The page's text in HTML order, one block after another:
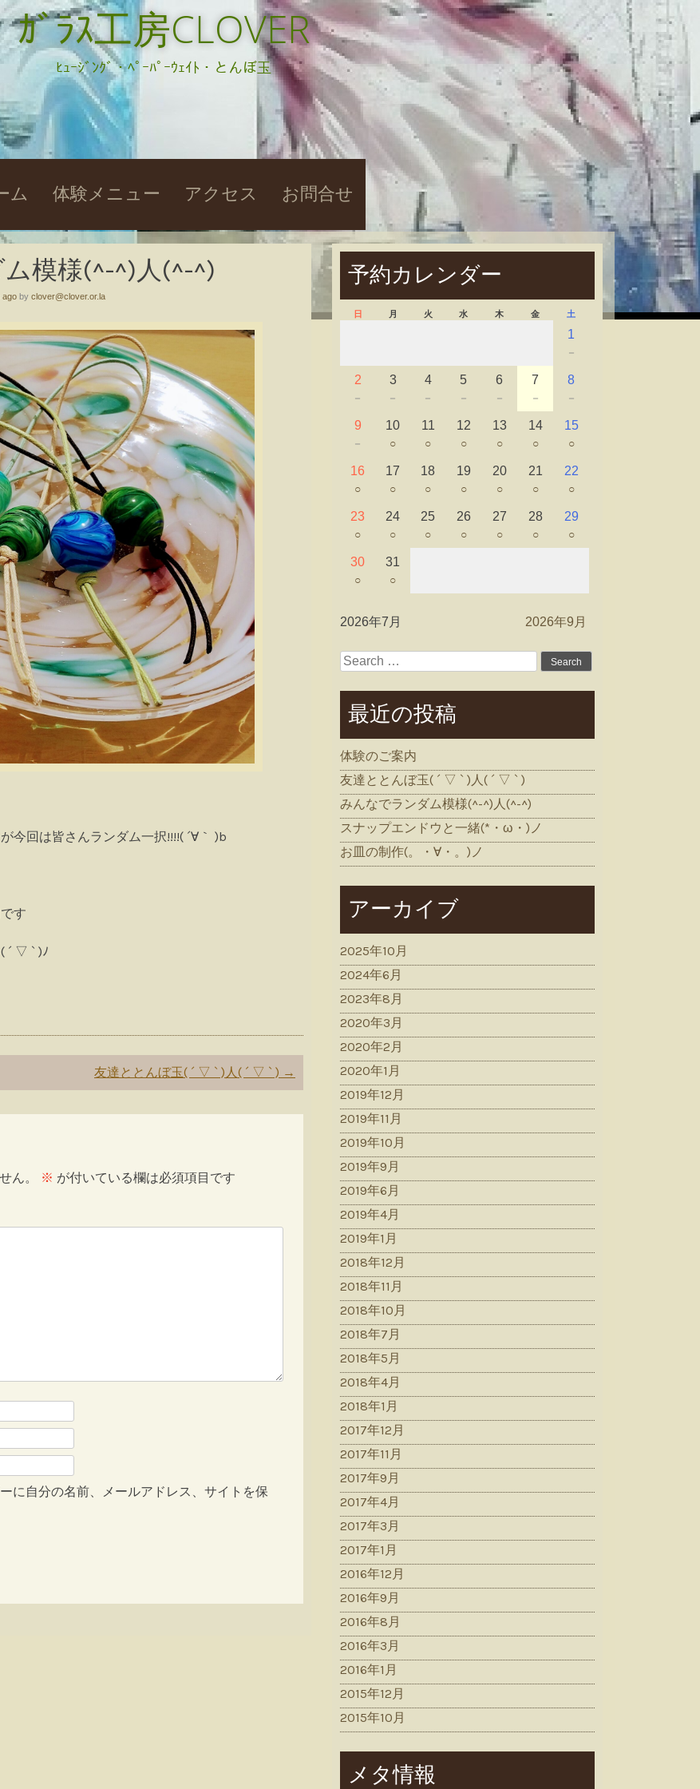
ｶﾞﾗｽ工房CLOVER
ﾋｭｰｼﾞﾝｸﾞ・ﾍﾟｰﾊﾟｰｳｪｲﾄ・とんぼ玉
ム 体験メニュー アクセス お問合せ
模様(^-^)人(^-^)
ago by clover@clover.or.la
今回は皆さんランダム一択!!!!( ´∀｀ )b
す
´ ▽ ` )ﾉ
友達ととんぼ玉( ´ ▽ ` )人( ´ ▽ ` ) →
ん。 ※ が付いている欄は必須項目です
に自分の名前、メールアドレス、サイトを保
予約カレンダー
日 月 火 水 木 金 土
1
－
2
－
3
－
4
－
5
－
6
－
7
－
8
－
9
－
10
○
11
○
12
○
13
○
14
○
15
○
16
○
17
○
18
○
19
○
20
○
21
○
22
○
23
○
24
○
25
○
26
○
27
○
28
○
29
○
30
○
31
○
2026年7月 2026年9月
Search
最近の投稿
体験のご案内
友達ととんぼ玉( ´ ▽ ` )人( ´ ▽ ` )
みんなでランダム模様(^-^)人(^-^)
スナップエンドウと一緒(*・ω・)ノ
お皿の制作(。・∀・。)ノ
アーカイブ
2025年10月
2024年6月
2023年8月
2020年3月
2020年2月
2020年1月
2019年12月
2019年11月
2019年10月
2019年9月
2019年6月
2019年4月
2019年1月
2018年12月
2018年11月
2018年10月
2018年7月
2018年5月
2018年4月
2018年1月
2017年12月
2017年11月
2017年9月
2017年4月
2017年3月
2017年1月
2016年12月
2016年9月
2016年8月
2016年3月
2016年1月
2015年12月
2015年10月
メタ情報